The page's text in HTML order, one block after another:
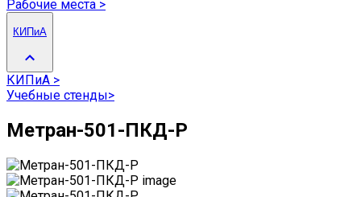
Рабочие места >
КИПиА
КИПиА >
Учебные стенды>
Метран-501-ПКД-Р